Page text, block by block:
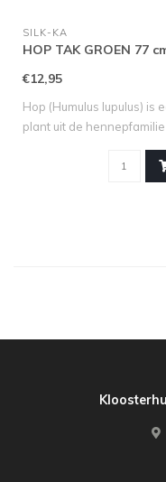
SILK-KA
HOP TAK GROEN 77
€12,95
Hop (Humulus lupulus) is
plant uit de hennepfamilie